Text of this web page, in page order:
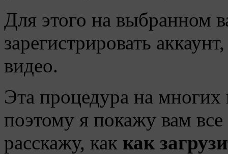
Для этого на выбранном
зарегистрировать
видео.
Эта процедура на многих
поэтому я покажу вам
расскажу, как как